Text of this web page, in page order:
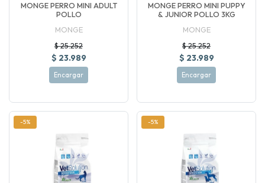
MONGE PERRO MINI ADULT
POLLO
MONGE
$ 25.252
$ 23.989
Encargar
MONGE PERRO MINI PUPPY
& JUNIOR POLLO 3KG
MONGE
$ 25.252
$ 23.989
Encargar
-5% -5%